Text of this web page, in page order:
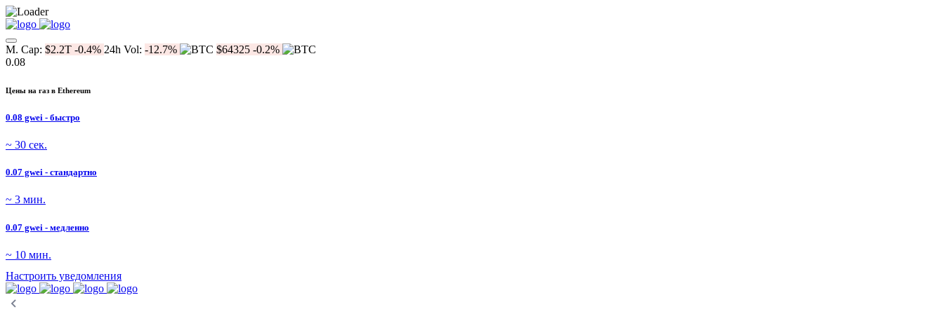
M. Cap: $2.2T -0.4% 24h Vol: -12.7% $64325 -0.2%
0.08
Цены на газ в Ethereum
0.08 gwei - быстро
~ 30 сек.
0.07 gwei - стандартно
~ 3 мин.
0.07 gwei - медленно
~ 10 мин.
Настроить уведомления